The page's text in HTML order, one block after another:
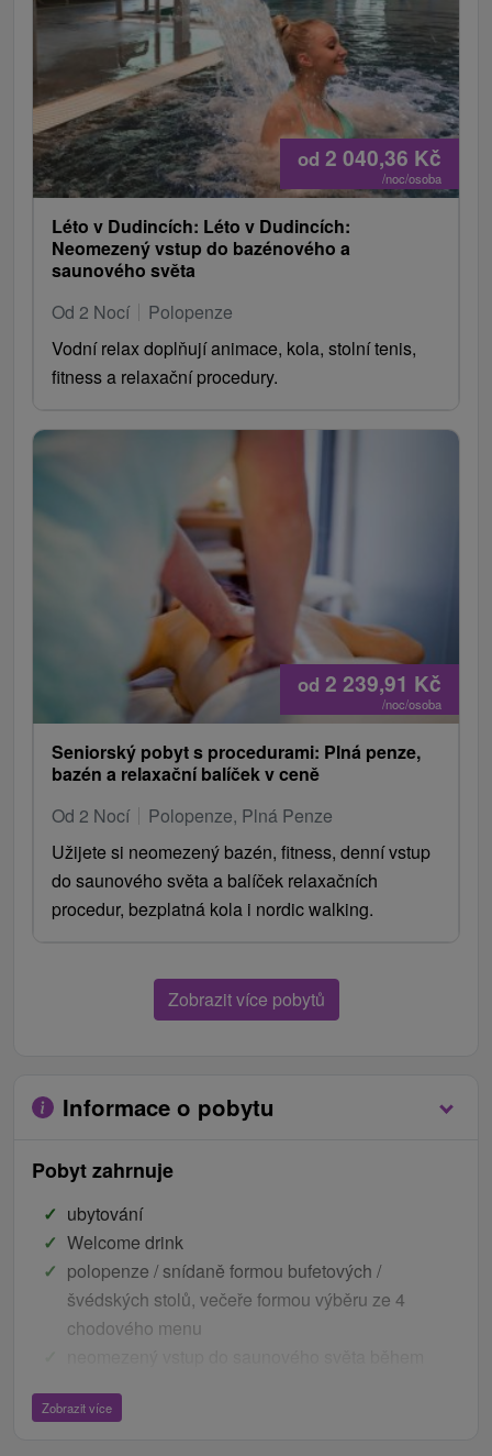
od 2 040,36 Kč
/noc/osoba
Léto v Dudincích: Léto v Dudincích:
Neomezený vstup do bazénového a
saunového světa
Od 2 Nocí
Polopenze
Vodní relax doplňují animace, kola, stolní tenis,
fitness a relaxační procedury.
od 2 239,91 Kč
/noc/osoba
Seniorský pobyt s procedurami: Plná penze,
bazén a relaxační balíček v ceně
Od 2 Nocí
Polopenze, Plná Penze
Užijete si neomezený bazén, fitness, denní vstup
do saunového světa a balíček relaxačních
procedur, bezplatná kola i nordic walking.
Zobrazit více pobytů
Informace o pobytu
Pobyt zahrnuje
ubytování
Welcome drink
polopenze / snídaně formou bufetových /
švédských stolů, večeře formou výběru ze 4
chodového menu
sauna, Vířivka)
Zobrazit více